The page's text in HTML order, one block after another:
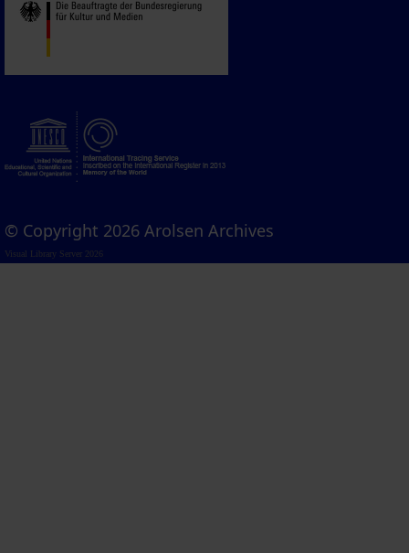
© Copyright 2026 Arolsen Archives
Visual Library Server 2026